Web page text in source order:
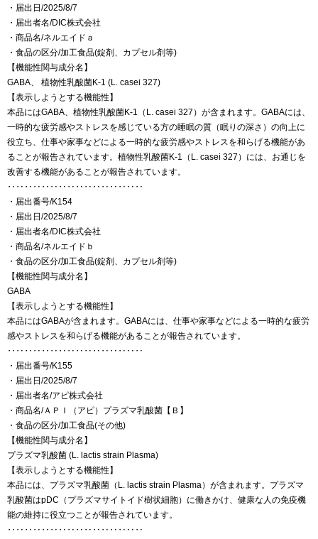
・届出日/2025/8/7
・届出者名/DIC株式会社
・商品名/ネルエイドａ
・食品の区分/加工食品(錠剤、カプセル剤等)
【機能性関与成分名】
GABA、 植物性乳酸菌K-1 (L. casei 327)
【表示しようとする機能性】
本品にはGABA、植物性乳酸菌K-1（L. casei 327）が含まれます。GABAには、
一時的な疲労感やストレスを感じている方の睡眠の質（眠りの深さ）の向上に
役立ち、仕事や家事などによる一時的な疲労感やストレスを和らげる機能があ
ることが報告されています。植物性乳酸菌K-1（L. casei 327）には、お通じを
改善する機能があることが報告されています。
‥‥‥‥‥‥‥‥‥‥‥‥‥‥‥‥
・届出番号/K154
・届出日/2025/8/7
・届出者名/DIC株式会社
・商品名/ネルエイドｂ
・食品の区分/加工食品(錠剤、カプセル剤等)
【機能性関与成分名】
GABA
【表示しようとする機能性】
本品にはGABAが含まれます。GABAには、仕事や家事などによる一時的な疲労
感やストレスを和らげる機能があることが報告されています。
‥‥‥‥‥‥‥‥‥‥‥‥‥‥‥‥
・届出番号/K155
・届出日/2025/8/7
・届出者名/アピ株式会社
・商品名/ＡＰＩ（アピ）プラズマ乳酸菌【Ｂ】
・食品の区分/加工食品(その他)
【機能性関与成分名】
プラズマ乳酸菌 (L. lactis strain Plasma)
【表示しようとする機能性】
本品には、プラズマ乳酸菌（L. lactis strain Plasma）が含まれます。プラズマ
乳酸菌はpDC（プラズマサイトイド樹状細胞）に働きかけ、健康な人の免疫機
能の維持に役立つことが報告されています。
‥‥‥‥‥‥‥‥‥‥‥‥‥‥‥‥